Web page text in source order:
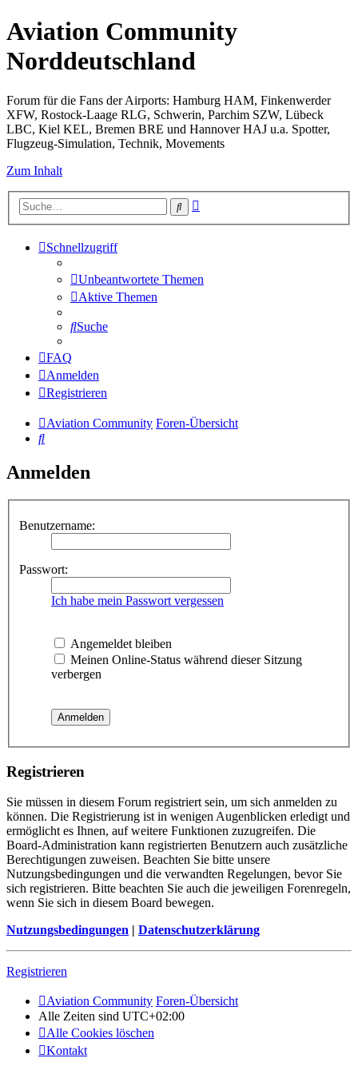
Aviation Community
Norddeutschland
Forum für die Fans der Airports: Hamburg HAM, Finkenwerder
XFW, Rostock-Laage RLG, Schwerin, Parchim SZW, Lübeck
LBC, Kiel KEL, Bremen BRE und Hannover HAJ u.a. Spotter,
Flugzeug-Simulation, Technik, Movements
Zum Inhalt
Suche
Schnellzugriff
Unbeantwortete Themen
Aktive Themen
Suche
FAQ
Anmelden
Registrieren
Aviation Community Foren-Übersicht
Suche
Anmelden
Benutzername:
Passwort:
Ich habe mein Passwort vergessen
Angemeldet bleiben
Meinen Online-Status während dieser Sitzung
verbergen
Registrieren
Sie müssen in diesem Forum registriert sein, um sich anmelden zu
können. Die Registrierung ist in wenigen Augenblicken erledigt und
ermöglicht es Ihnen, auf weitere Funktionen zuzugreifen. Die
Board-Administration kann registrierten Benutzern auch zusätzliche
Berechtigungen zuweisen. Beachten Sie bitte unsere
Nutzungsbedingungen und die verwandten Regelungen, bevor Sie
sich registrieren. Bitte beachten Sie auch die jeweiligen Forenregeln,
wenn Sie sich in diesem Board bewegen.
Nutzungsbedingungen | Datenschutzerklärung
Registrieren
Aviation Community Foren-Übersicht
Alle Zeiten sind UTC+02:00
Alle Cookies löschen
Kontakt